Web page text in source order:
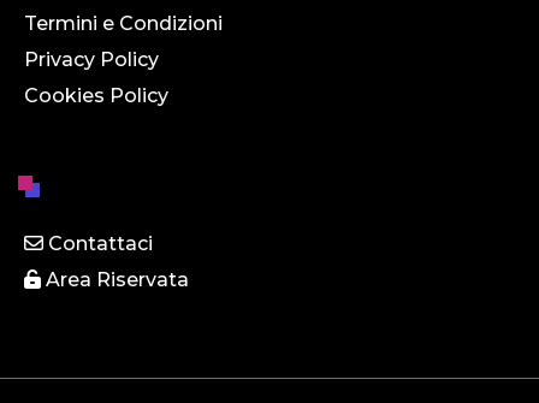
Termini e Condizioni
Privacy Policy
Cookies Policy
Contattaci
Area Riservata